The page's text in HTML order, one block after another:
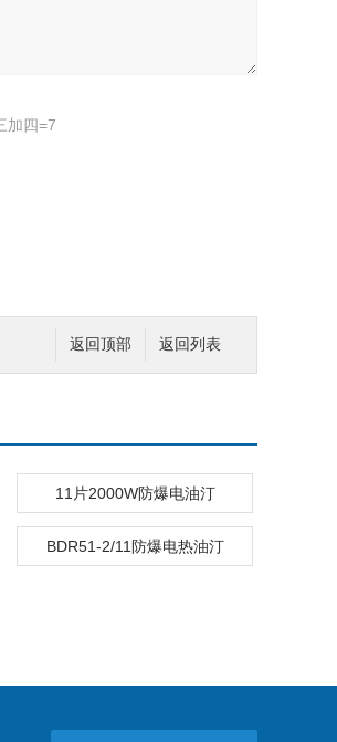
加四=7
返回列表
返回顶部
11片2000W防爆电油汀
BDR51-2/11防爆电热油汀